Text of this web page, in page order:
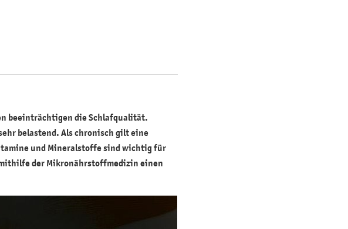
beeinträchtigen die Schlafqualität.
belastend. Als chronisch gilt eine
und Mineralstoffe sind wichtig für
der Mikronährstoffmedizin einen